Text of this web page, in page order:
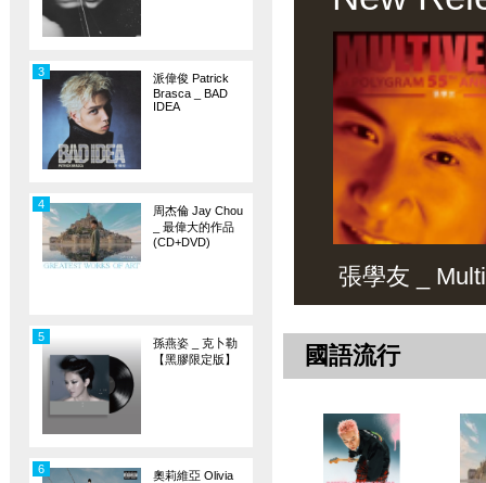
派偉俊 Patrick
Brasca _ BAD
IDEA
3
周杰倫 Jay Chou
_ 最偉大的作品
(CD+DVD)
4
孫燕姿 _ 克卜勒
【黑膠限定版】
5
奧莉維亞 Olivia
6
張學友 _
國語流行